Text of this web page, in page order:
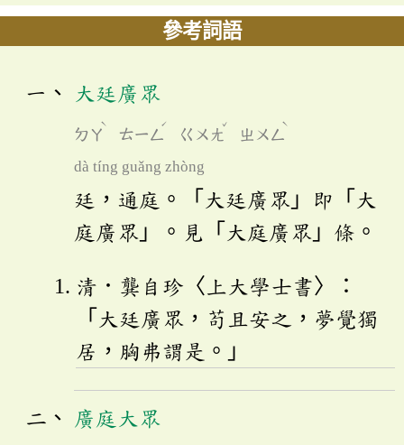
參考詞語
大廷廣眾
ㄉㄚ
ˋ
ㄊㄧㄥ
ˊ
ㄍㄨㄤ
ˇ
ㄓㄨㄥ
ˋ
dà tíng guǎng zhòng
廷，通庭。「大廷廣眾」即「大
庭廣眾」。見「大庭廣眾」條。
清．龔自珍〈上大學士書〉：
「大廷廣眾，苟且安之，夢覺獨
居，胸弗謂是。」
廣庭大眾